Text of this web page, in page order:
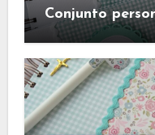
Conjunto